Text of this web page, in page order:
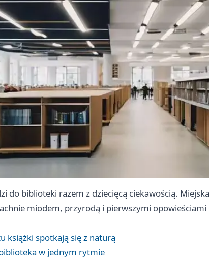
do biblioteki razem z dziecięcą ciekawością.
miodem, przyrodą i pierwszymi opowieściami
książki spotkają się z naturą
w jednym rytmie